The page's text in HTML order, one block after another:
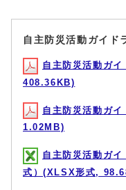
自主防災活動ガイド
自主防災活動ガ
408.36KB)
自主防災活動ガ
1.02MB)
自主防災活動ガ
式）(XLSX形式,